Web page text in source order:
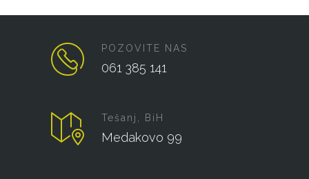
POZOVITE NAS
061 385 141
Tešanj, BiH
Medakovo 99